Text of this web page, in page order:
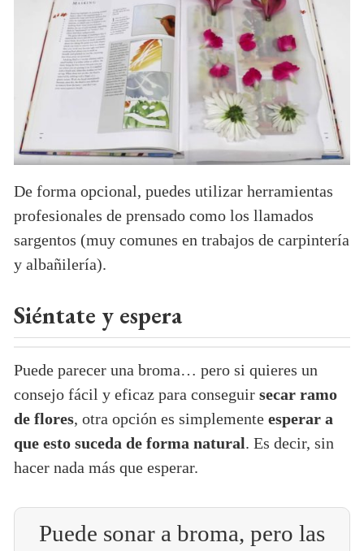
De forma opcional, puedes utilizar herramientas
profesionales de prensado como los llamados
sargentos (muy comunes en trabajos de carpintería
y albañilería).
Siéntate y espera
Puede parecer una broma… pero si quieres un
consejo fácil y eficaz para conseguir secar ramo
de flores, otra opción es simplemente esperar a
que esto suceda de forma natural. Es decir, sin
hacer nada más que esperar.
Puede sonar a broma, pero las